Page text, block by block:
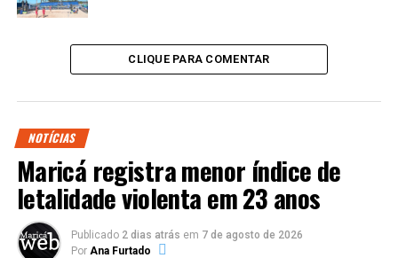
CLIQUE PARA COMENTAR
NOTÍCIAS
Maricá registra menor índice de
letalidade violenta em 23 anos
Publicado 2 dias atrás em 7 de agosto de 2026
Por Ana Furtado